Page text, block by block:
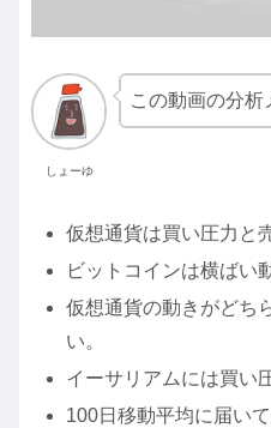
しょーゆ
この動画の分析
仮想通貨は買い圧力と
ビットコインは横ばい
仮想通貨の動きがどち
い。
イーサリアムには買い
100日移動平均に届い